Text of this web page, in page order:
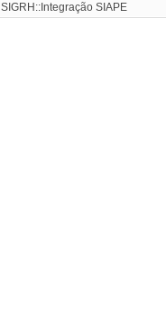
SIGRH::Integração SIAPE